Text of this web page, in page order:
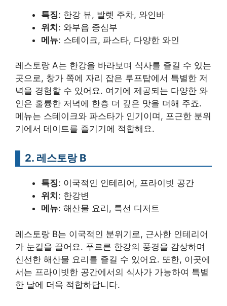
특징: 한강 뷰, 발렛 주차, 와인바
위치: 와부읍 중심부
메뉴: 스테이크, 파스타, 다양한 와인
레스토랑 A는 한강을 바라보며 식사를 즐길 수 있는
곳으로, 창가 쪽에 자리 잡은 루프탑에서 특별한 저
녁을 경험할 수 있어요. 여기에 제공되는 다양한 와
인은 훌륭한 저녁에 한층 더 깊은 맛을 더해 주죠.
메뉴는 스테이크와 파스타가 인기이며, 포근한 분위
기에서 데이트를 즐기기에 적합해요.
2. 레스토랑 B
특징: 이국적인 인테리어, 프라이빗 공간
위치 : 한강변
메뉴: 해산물 요리, 특선 디저트
레스토랑 B는 이국적인 분위기로, 근사한 인테리어
가 눈길을 끌어요. 푸르른 한강의 풍경을 감상하며
신선한 해산물 요리를 즐길 수 있어요. 또한, 이곳에
서는 프라이빗한 공간에서의 식사가 가능하여 특별
한 날에 더욱 적합하답니다.